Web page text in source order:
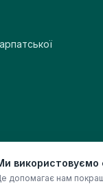
використовуємо
допомагає нам